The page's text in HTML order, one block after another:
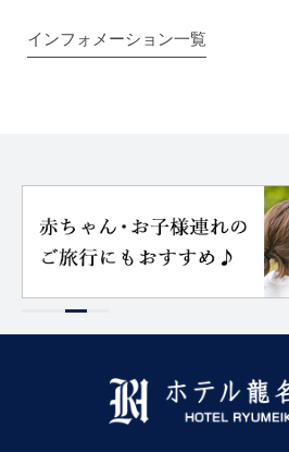
インフォメーション一覧